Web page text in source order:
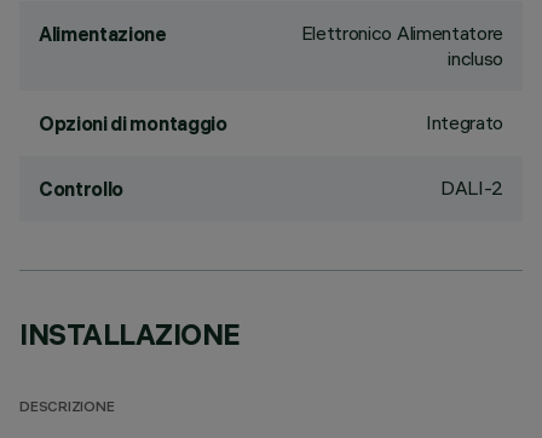
Alimentazione
Elettronico Alimentatore
incluso
Opzioni di montaggio Integrato
Controllo DALI-2
INSTALLAZIONE
DESCRIZIONE